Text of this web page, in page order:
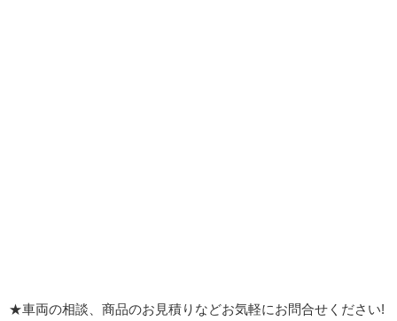
★車両の相談、商品のお見積りなどお気軽にお問合せください!